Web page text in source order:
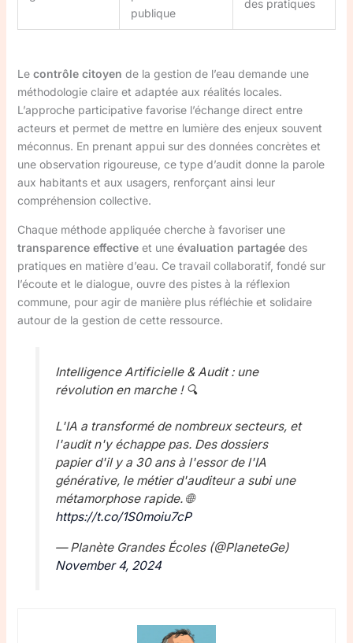
publique
des pratiques
Le contrôle citoyen de la gestion de l’eau demande une
méthodologie claire et adaptée aux réalités locales.
L’approche participative favorise l’échange direct entre
acteurs et permet de mettre en lumière des enjeux souvent
méconnus. En prenant appui sur des données concrètes et
une observation rigoureuse, ce type d’audit donne la parole
aux habitants et aux usagers, renforçant ainsi leur
compréhension collective.
Chaque méthode appliquée cherche à favoriser une
transparence effectiveet une évaluation partagéedes
pratiques en matière d’eau. Ce travail collaboratif, fondé sur
l’écoute et le dialogue, ouvre des pistes à la réflexion
commune, pour agir de manière plus réfléchie et solidaire
autour de la gestion de cette ressource.
Intelligence Artificielle & Audit : une
révolution en marche ! 🔍
L'IA a transformé de nombreux secteurs, et
l'audit n'y échappe pas. Des dossiers
papier d'il y a 30 ans à l'essor de l'IA
générative, le métier d'auditeur a subi une
métamorphose rapide. 🌐
https://t.co/1S0moiu7cP
— Planète Grandes Écoles (@PlaneteGe)
November 4, 2024